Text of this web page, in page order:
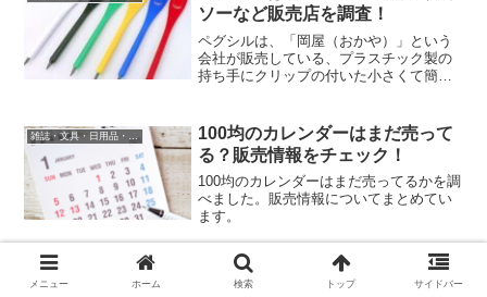
ソーなど販売店を調査！
ペグシルは、「岡屋（おかや）」という
会社が販売している、プラスチック製の
持ち手にクリップの付いた小さくて簡易
公営競技の会場、宝くじ売り場や選挙の
投票所などでよく見かけら...
100均のカレンダーはまだ売って
る？販売情報をチェック！
100均のカレンダーはまだ売ってるかを調
べました。販売情報についてまとめてい
ます。
御朱印帳カバーはどこで売って
メニュー ホーム 検索 トップ サイドバー